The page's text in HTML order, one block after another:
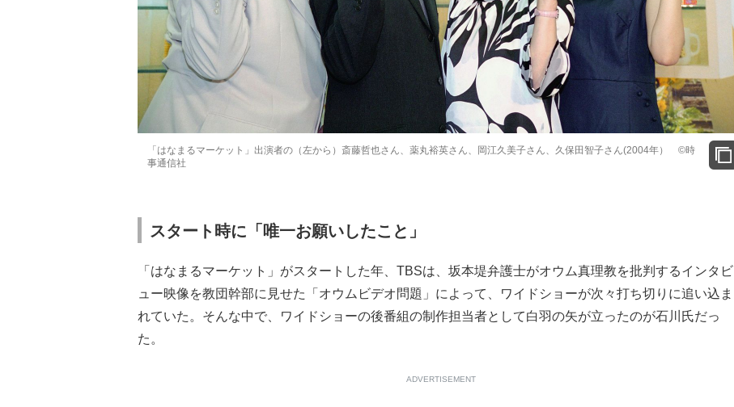
「はなまるマーケット」出演者の（左から）斎藤哲也さん、薬丸裕英さん、岡江久美子さん、久保田智子さん(2004年） ©時
事通信社
スタート時に「唯一お願いしたこと」
「はなまるマーケット」がスタートした年、TBSは、坂本堤弁護士がオウム真理教を批判するインタビ
ュー映像を教団幹部に見せた「オウムビデオ問題」によって、ワイドショーが次々打ち切りに追い込ま
れていた。そんな中で、ワイドショーの後番組の制作担当者として白羽の矢が立ったのが石川氏だっ
た。
ADVERTISEMENT